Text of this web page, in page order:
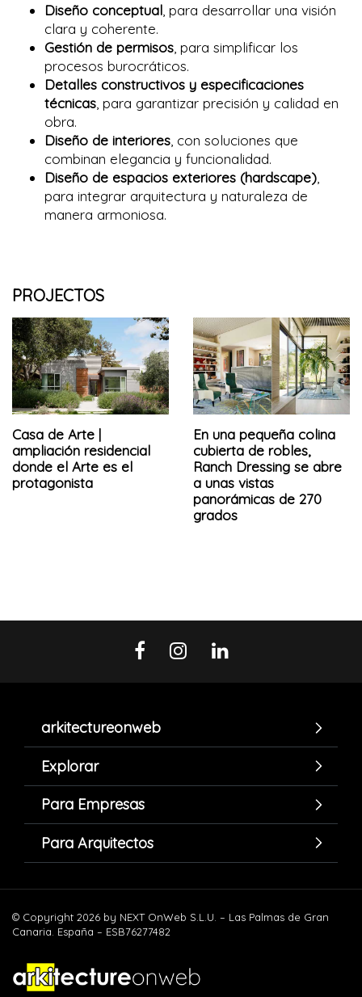
Diseño conceptual , para desarrollar una visión
clara y coherente.
Gestión de permisos , para simplificar los
procesos burocráticos.
Detalles constructivos y especificaciones
técnicas , para garantizar precisión y calidad en
obra.
Diseño de interiores , con soluciones que
combinan elegancia y funcionalidad.
Diseño de espacios exteriores (hardscape)
para integrar arquitectura y naturaleza de
manera armoniosa.
PROJECTOS
Casa de Arte |
ampliación residencial
donde el Arte es el
protagonista
En una pequeña colina
cubierta de robles,
Ranch Dressing se abre
a unas vistas
panorámicas de 270
grados
arkitectureonweb
Explorar
Para Empresas
Para Arquitectos
© Copyright 2026 by NEXT OnWeb S.L.U. – Las Palmas de Gran
Canaria. España – ESB76277482